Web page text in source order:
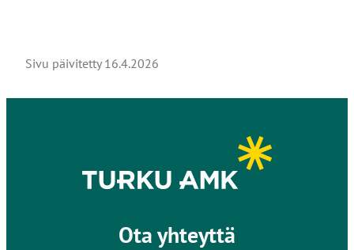
Sivu päivitetty 16.4.2026
Ota yhteyttä